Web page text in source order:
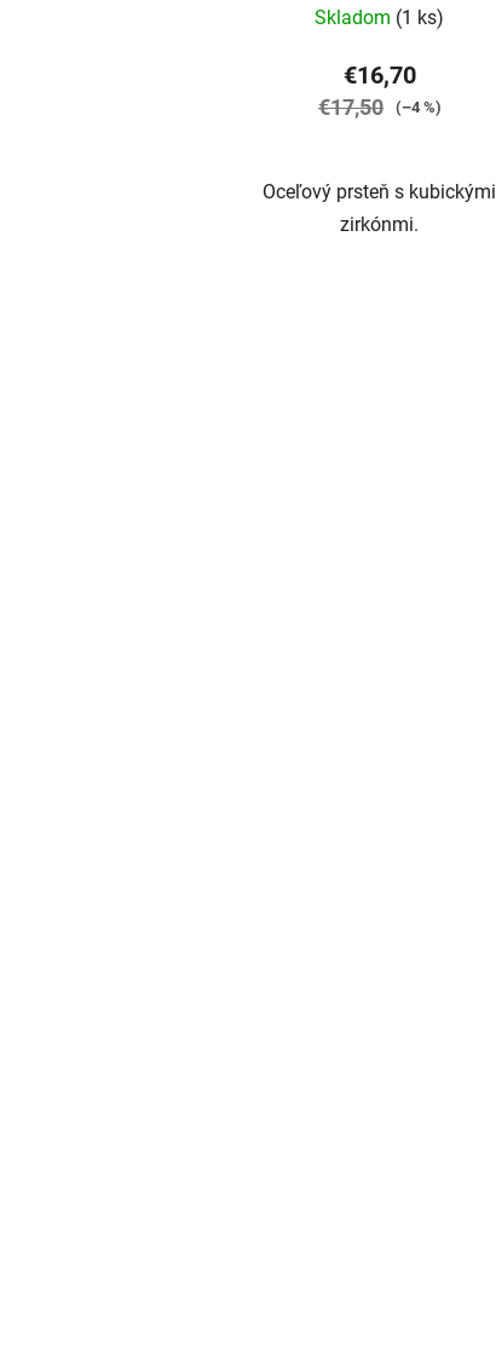
Skladom (1 ks)
€16,70
€17,50 (–4 %)
Oceľový prsteň s kubickými
zirkónmi.